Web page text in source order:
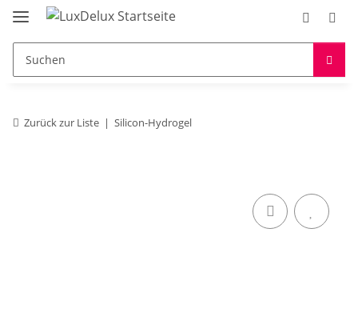
Zurück zur Liste Silicon-Hydrogel